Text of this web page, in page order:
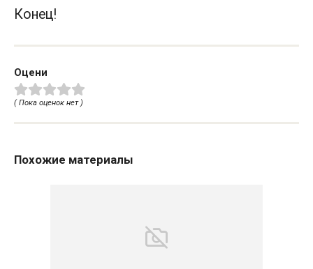
Конец!
Оцени
( Пока оценок нет )
Похожие материалы